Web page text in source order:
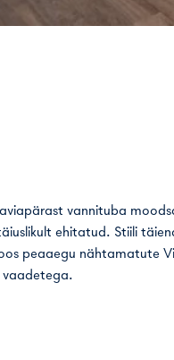
vannituba
ehitatud. Stiili
peaaegu nähtamatute
vaadetega.